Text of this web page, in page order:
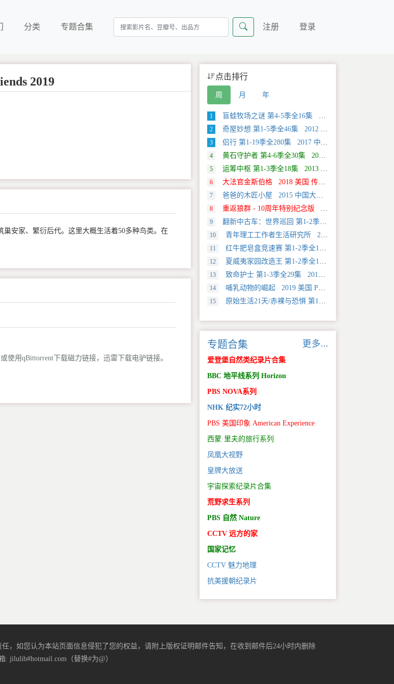
分类 专题合集 注册 登录
2019
安家、繁衍后代。这里大概生活着50多种鸟类。在
使用qBittorrent下载磁力链接，迅雷下载电驴链接。
点击排行
周 月 年
1 盲蛙牧场之谜 第4-5季全16集 2025 美国 Discovery 探索类纪录片
2 奇屋妙想 第1-5季全46集 2012 美国 HGTV 真人秀&舞台类纪录片
3 侣行 第1-19季全280集 2017 中国大陆 旅行类纪录片
4 黄石守护者 第4-6季全30集 2024 美国 Discovery 真人秀&舞台类纪录片
5 运筹中枢 第1-3季全18集 2013 美国 Discovery 科学类纪录片
6 大法官金斯伯格 2018 美国 传记类纪录片
7 爸爸的木匠小屋 2015 中国大陆 社会生活类纪录片
8 重返狼群 - 10周年特别纪念版 2021 中国大陆 自然类纪录片
9 翻新中古车：世界巡回 第1-2季全20集 2025 美国 Discovery 真人秀&舞台类纪录片
10 青年理工工作者生活研究所 2022 中国大陆 社会生活类纪录片
11 红牛肥皂盒竞速赛 第1-2季全12集 2025 美国 Discovery 运动类纪录片
12 夏威夷家园改造王 第1-2季全18集 2024 美国 HGTV 真人秀&舞台类纪录片
13 致命护士 第1-3季全29集 2016 英国 传记类纪录片
14 哺乳动物的崛起 2019 美国 PBS 自然类纪录片
15 原始生活21天/赤裸与恐惧 第18季全12集 2025 美国 Discovery 真人秀&舞台类纪录片
专题合集 更多...
爱登堡自然类纪录片合集
BBC 地平线系列 Horizon
PBS NOVA系列
NHK 纪实72小时
PBS 美国印象 American Experience
西蒙·里夫的旅行系列
凤凰大视野
皇牌大放送
宇宙探索纪录片合集
荒野求生系列
PBS 自然 Nature
CCTV 远方的家
国家记忆
CCTV 魅力地理
抗美援朝纪录片
，如您认为本站页面信息侵犯了您的权益，请附上版权证明邮件告知，在收到邮件后24小时内删除
: jilulib#hotmail.com（替换#为@）